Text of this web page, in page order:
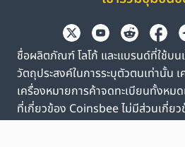
ชื่อผลิตภัณฑ์ โลโก้ และแบรนด์ที่ใช้บน
วัตถุประสงค์ในการระบุตัวตนเท่านั้น
เครื่องหมายการค้าจดทะเบียนทั้งหม
ที่เกี่ยวข้อง Coinsbee ไม่มีส่วนเกี่ย